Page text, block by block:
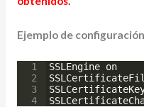
Ejemplo de
1
2
3
4
SSLEngine on